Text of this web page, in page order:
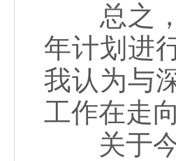
总之，
年计划进
我认为与
工作在走
关于今